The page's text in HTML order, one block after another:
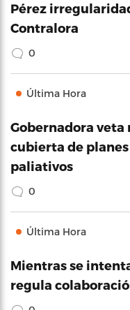
Pérez
Contralora
0
Última Hora
Gobernadora
cubierta de
paliativos
0
Última Hora
Mientras se
regula